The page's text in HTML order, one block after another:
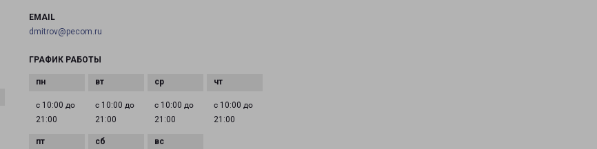
EMAIL
dmitrov@pecom.ru
ГРАФИК РАБОТЫ
с 10:00 до
21:00
с 10:00 до
21:00
с 10:00 до
21:00
с 10:00 до
21:00